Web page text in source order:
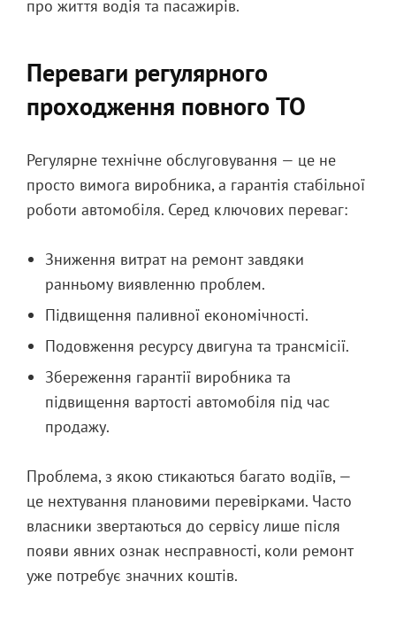
про життя водія та пасажирів.
Переваги регулярного
проходження повного ТО
Регулярне технічне обслуговування — це не
просто вимога виробника, а гарантія стабільної
роботи автомобіля. Серед ключових переваг:
Зниження витрат на ремонт завдяки
ранньому виявленню проблем.
Підвищення паливної економічності.
Подовження ресурсу двигуна та трансмісії.
Збереження гарантії виробника та
підвищення вартості автомобіля під час
продажу.
Проблема, з якою стикаються багато водіїв, —
це нехтування плановими перевірками. Часто
власники звертаються до сервісу лише після
появи явних ознак несправності, коли ремонт
уже потребує значних коштів.